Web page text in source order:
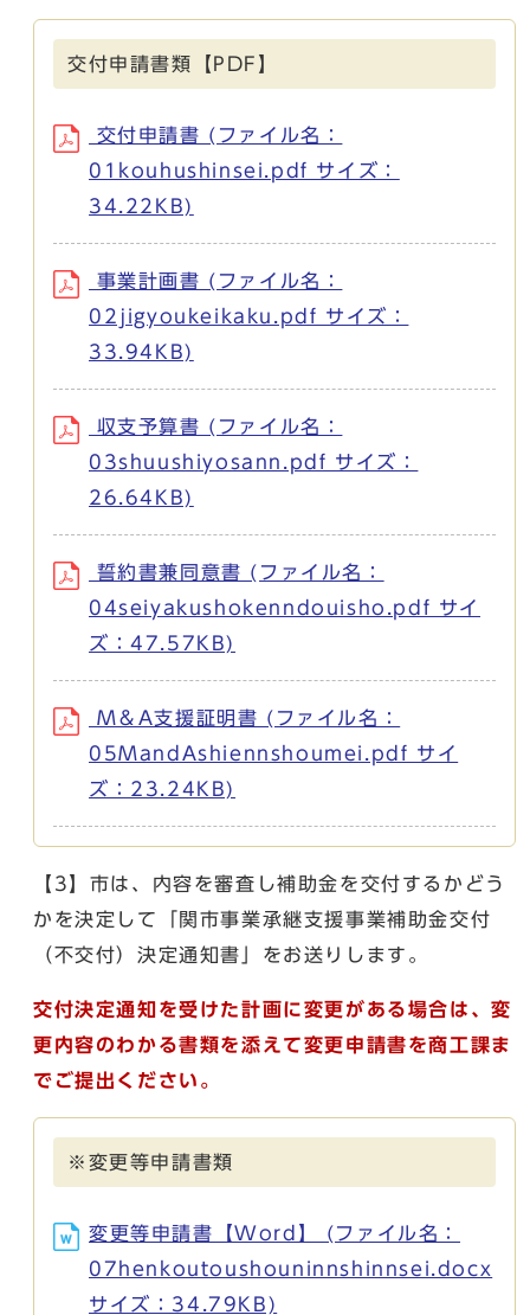
交付申請書類【PDF】
交付申請書 (ファイル名：
01kouhushinsei.pdf サイズ：
34.22KB)
事業計画書 (ファイル名：
02jigyoukeikaku.pdf サイズ：
33.94KB)
収支予算書 (ファイル名：
03shuushiyosann.pdf サイズ：
26.64KB)
誓約書兼同意書 (ファイル名：
04seiyakushokenndouisho.pdf サイ
ズ：47.57KB)
M＆A支援証明書 (ファイル名：
05MandAshiennshoumei.pdf サイ
ズ：23.24KB)
【3】市は、内容を審査し補助金を交付するかどう
かを決定して「関市事業承継支援事業補助金交付
（不交付）決定通知書」をお送りします。
交付決定通知を受けた計画に変更がある場合は、変
更内容のわかる書類を添えて変更申請書を商工課ま
でご提出ください。
※変更等申請書類
変更等申請書【Word】 (ファイル名：
07henkoutoushouninnshinnsei.docx
サイズ：34.79KB)